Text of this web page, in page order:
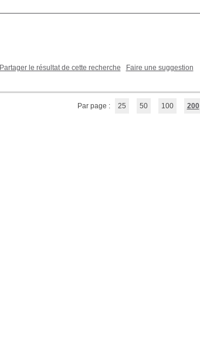
Partager le résultat de cette recherche Faire une suggestion
Par page : 25 50 100 200